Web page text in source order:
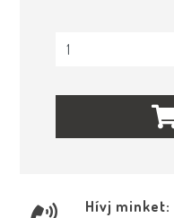
Hívj minket: